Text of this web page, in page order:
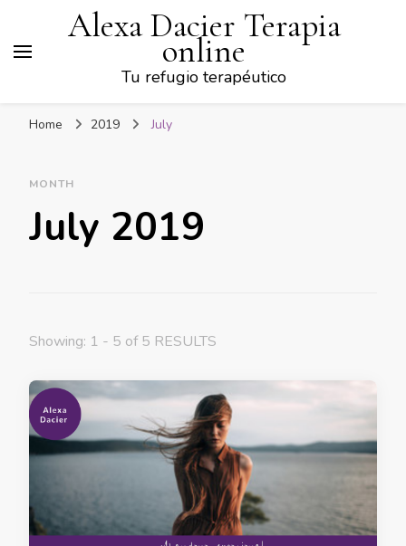
Alexa Dacier Terapia
online
Tu refugio terapéutico
Home 2019 July
MONTH
July 2019
Showing: 1 - 5 of 5 RESULTS